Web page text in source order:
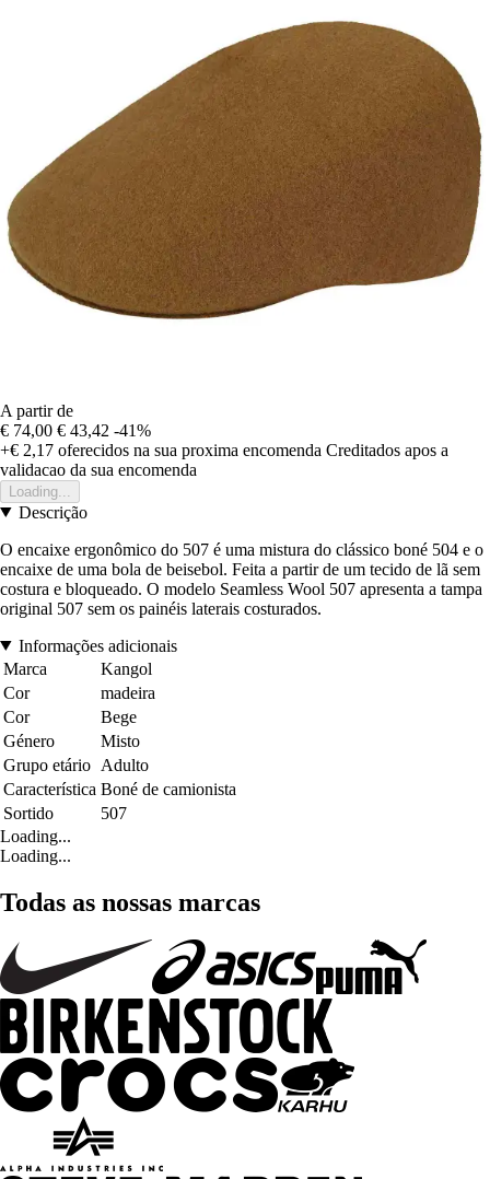
A partir de
€ 74,00 € 43,42 -41%
+€ 2,17 oferecidos na sua proxima encomenda Creditados apos a
validacao da sua encomenda
Loading...
Descrição
O encaixe ergonômico do 507 é uma mistura do clássico boné 504 e o
encaixe de uma bola de beisebol. Feita a partir de um tecido de lã sem
costura e bloqueado. O modelo Seamless Wool 507 apresenta a tampa
original 507 sem os painéis laterais costurados.
Informações adicionais
Marca
Kangol
Cor
madeira
Cor
Bege
Género
Misto
Grupo etário Adulto
Característica Boné de camionista
Sortido
507
Loading...
Loading...
Todas as nossas marcas